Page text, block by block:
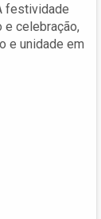
festividade
e celebração,
e unidade em